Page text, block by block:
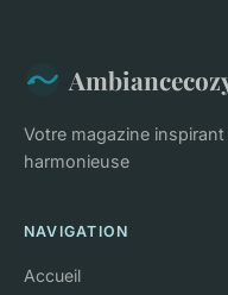
Votre magazine
harmonieuse
NAVIGATION
Accueil